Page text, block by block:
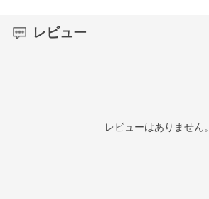
レビュー
レビューはありません。